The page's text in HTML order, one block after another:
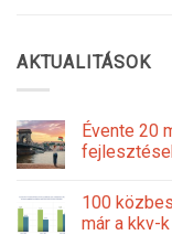
AKTUALITÁSOK
Évente 20
100
már a kkv-